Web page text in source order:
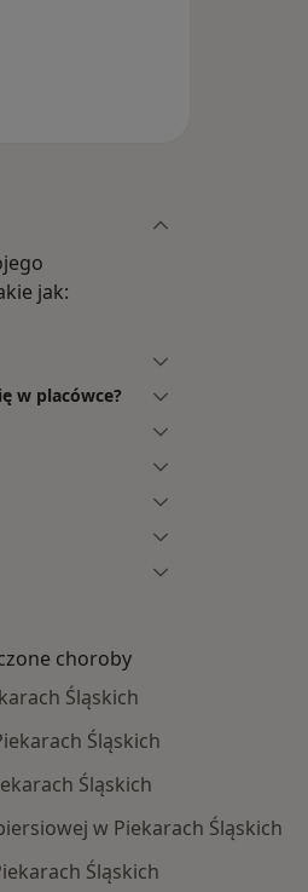
jak:
w placówce?
choroby
Śląskich
Śląskich
Śląskich
w Piekarach Śląskich
Śląskich